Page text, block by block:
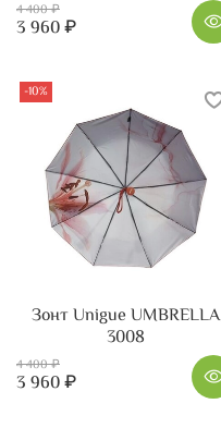
4 400 ₽
3 960 ₽
-10%
Зонт Unigue UMBRELLA
3008
4 400 ₽
3 960 ₽